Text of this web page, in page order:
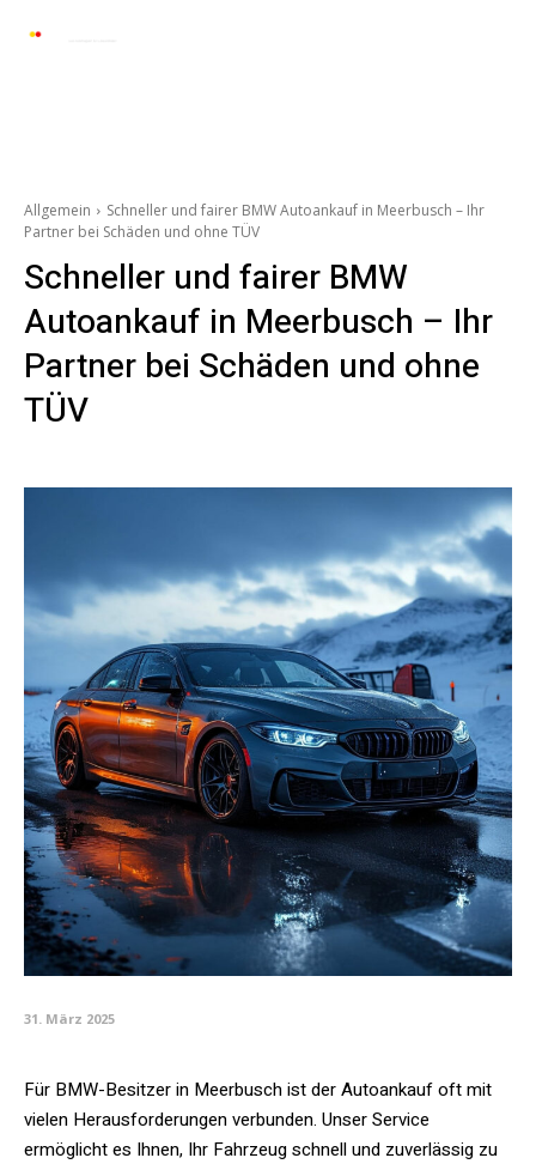
Allgemein
Schneller und fairer BMW Autoankauf in Meerbusch – Ihr
Partner bei Schäden und ohne TÜV
Schneller und fairer BMW
Autoankauf in Meerbusch – Ihr
Partner bei Schäden und ohne
TÜV
31. März 2025
Für BMW-Besitzer in Meerbusch ist der Autoankauf oft mit
vielen Herausforderungen verbunden. Unser Service
ermöglicht es Ihnen, Ihr Fahrzeug schnell und zuverlässig zu